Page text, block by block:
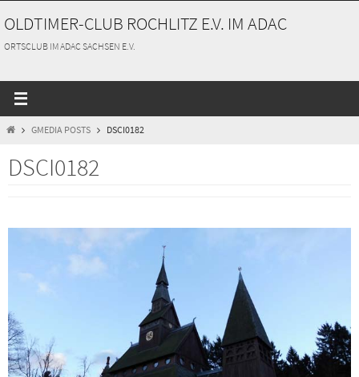
Inhalt
springen
OLDTIMER-CLUB ROCHLITZ E.V. IM ADAC
ORTSCLUB IM ADAC SACHSEN E.V.
STARTGMEDIA POSTS DSCI0182
DSCI0182